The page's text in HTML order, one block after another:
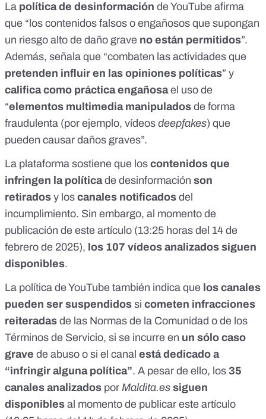
La política de desinformación de YouTube afirma
que “los contenidos falsos o engañosos que supongan
un riesgo alto de daño grave no están permitidos”.
Además, señala que “combaten las actividades que
pretenden influir en las opiniones políticas” y
califica como práctica engañosael uso de
“elementos multimedia manipulados de forma
fraudulenta (por ejemplo, vídeos deepfakes) que
pueden causar daños graves”.
La plataforma sostiene que los contenidos que
infringen la políticade desinformación son
retirados y los canales notificados del
incumplimiento. Sin embargo, al momento de
publicación de este artículo (13:25 horas del 14 de
febrero de 2025), los 107 vídeos analizados siguen
disponibles.
La política de YouTube también indica que los canales
pueden ser suspendidos si cometen infracciones
reiteradas de las Normas de la Comunidad o de los
Términos de Servicio, si se incurre en un sólo caso
grave de abuso o si el canal está dedicado a
“infringir alguna política”. A pesar de ello, los 35
canales analizados por Maldita.es siguen
disponibles al momento de publicar este artículo